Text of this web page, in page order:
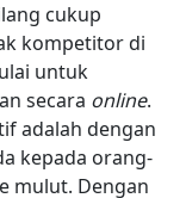
cukup
kompetitor di
untuk
secara online.
adalah dengan
kepada orang-
mulut. Dengan